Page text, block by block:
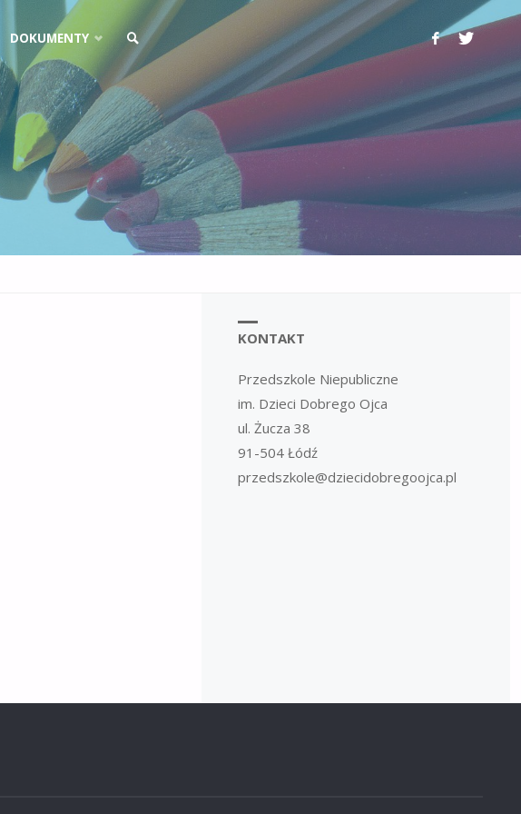
DOKUMENTY
KONTAKT
Przedszkole Niepubliczne
im. Dzieci Dobrego Ojca
ul. Żucza 38
91-504 Łódź
przedszkole@dziecidobregoojca.pl